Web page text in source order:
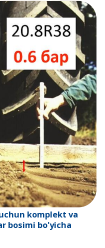
komplekt va
bosimi bo'yicha